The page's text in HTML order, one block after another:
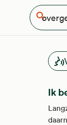
Waar ben je naar
Ik